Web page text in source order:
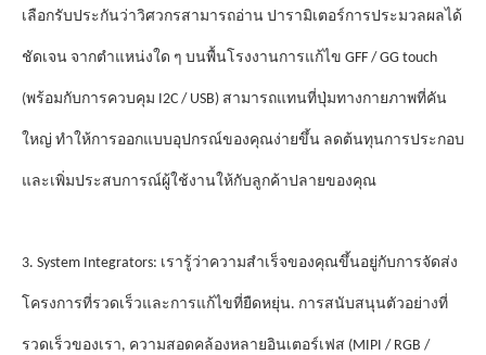
เลือกรับประกันว่าวิศวกรสามารถอ่าน ปารามิเตอร์การประมวลผลได้
ชัดเจน จากตําแหน่งใด ๆ บนพื้นโรงงานการแก้ไข GFF / GG touch
(พร้อมกับการควบคุม I2C / USB) สามารถแทนที่ปุ่มทางกายภาพที่คัน
ใหญ่ ทําให้การออกแบบอุปกรณ์ของคุณง่ายขึ้น ลดต้นทุนการประกอบ
และเพิ่มประสบการณ์ผู้ใช้งานให้กับลูกค้าปลายของคุณ
3. System Integrators: เรารู้ว่าความสําเร็จของคุณขึ้นอยู่กับการจัดส่ง
โครงการที่รวดเร็วและการแก้ไขที่ยืดหยุ่น. การสนับสนุนตัวอย่างที่
รวดเร็วของเรา, ความสอดคล้องหลายอินเตอร์เฟส (MIPI / RGB /